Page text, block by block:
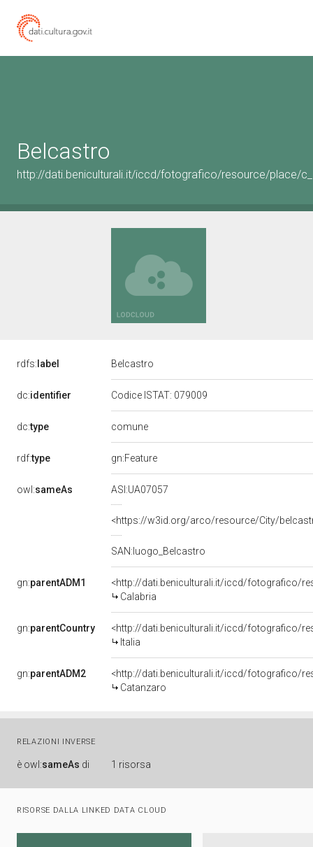
Belcastro
http://dati.beniculturali.it/iccd/fotografico/resource/place/
rdfs: label Belcastro
dc:identifier Codice ISTAT: 079009
dc:type comune
rdf:type gn:Feature
owl:sameAs ASI:UA07057
<https://w3id.org/arco/resource/City/
SAN:luogo_Belcastro
gn:parentADM1
<http://dati.beniculturali.it/iccd/fotografico/
Calabria
gn:parentCountry
<http://dati.beniculturali.it/iccd/fotografico/
Italia
gn:parentADM2
<http://dati.beniculturali.it/iccd/fotografico/
Catanzaro
RELAZIONI INVERSE
è owl:sameAs di 1 risorsa
RISORSE DALLA LINKED DATA CLOUD